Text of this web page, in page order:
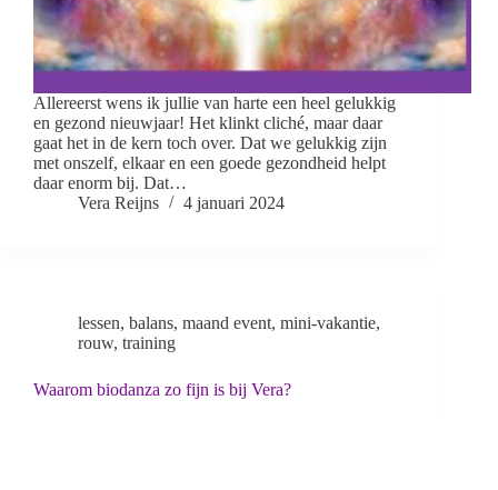
Allereerst wens ik jullie van harte een heel gelukkig
en gezond nieuwjaar! Het klinkt cliché, maar daar
gaat het in de kern toch over. Dat we gelukkig zijn
met onszelf, elkaar en een goede gezondheid helpt
daar enorm bij. Dat…
Vera Reijns
4 januari 2024
lessen, balans, maand event, mini-vakantie,
rouw, training
Waarom biodanza zo fijn is bij Vera?